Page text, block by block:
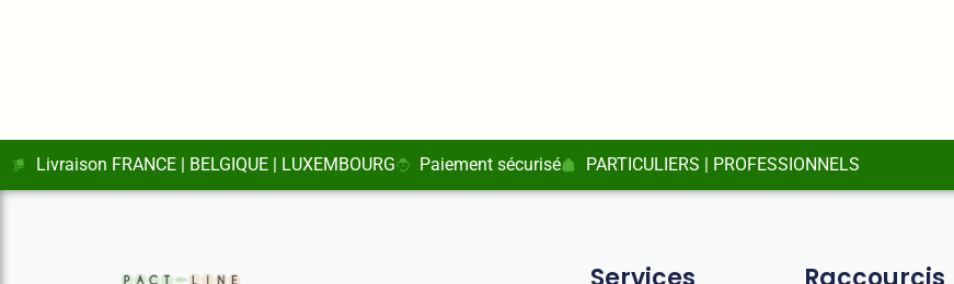
Livraison FRANCE | BELGIQUE | LUXEMBOURG Paiement sécurisé PARTICULIERS | PROFESSIONNELS